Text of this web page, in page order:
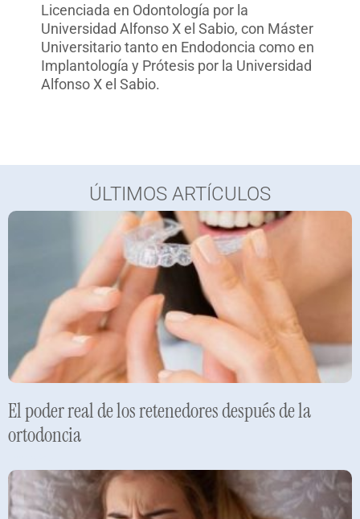
Licenciada en Odontología por la
Universidad Alfonso X el Sabio, con Máster
Universitario tanto en Endodoncia como en
Implantología y Prótesis por la Universidad
Alfonso X el Sabio.
ÚLTIMOS ARTÍCULOS
El poder real de los retenedores después de la
ortodoncia